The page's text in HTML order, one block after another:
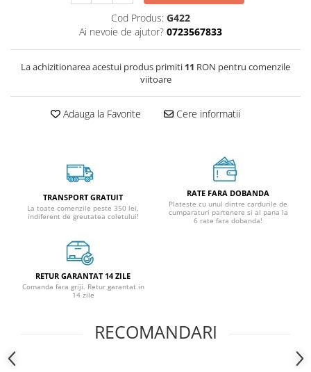
Cod Produs: G422
Ai nevoie de ajutor? 0723567833
La achizitionarea acestui produs primiti 11 RON pentru comenzile
viitoare
Adauga la Favorite Cere informatii
TRANSPORT GRATUIT
La toate comenzile peste 350 lei,
indiferent de greutatea coletului!
RATE FARA DOBANDA
Plateste cu unul dintre cardurile de
cumparaturi partenere si ai pana la
6 rate fara dobanda!
RETUR GARANTAT 14 ZILE
Comanda fara griji. Retur garantat in
14 zile
RECOMANDARI